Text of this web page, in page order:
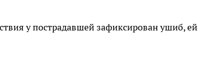
у пострадавшей зафиксирован ушиб, ей